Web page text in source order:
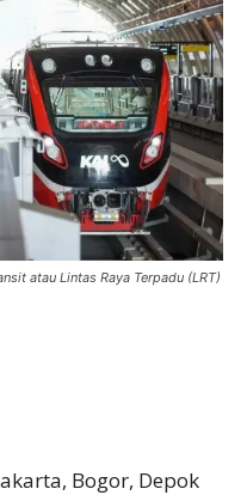
atau Lintas Raya Terpadu (LRT)
Bogor, Depok